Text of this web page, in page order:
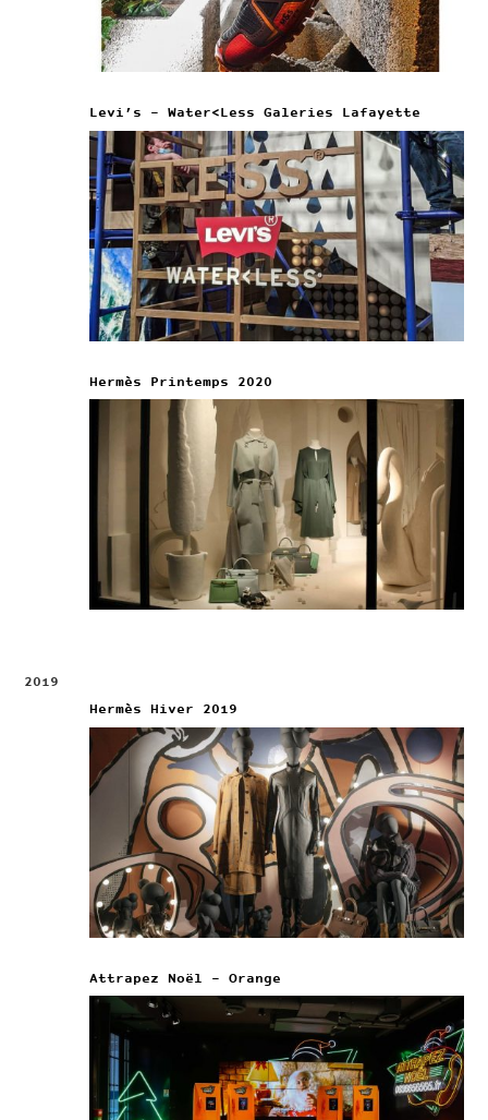
Levi’s – Water<Less Galeries Lafayette
Hermès Printemps 2020
2019
Hermès Hiver 2019
Attrapez Noël – Orange